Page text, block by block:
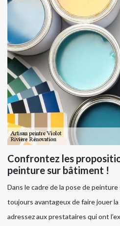
Confrontez les
peinture sur bâtiment !
Dans le cadre de la pose de
toujours avantageux de faire jouer
adressez aux prestataires qui ont